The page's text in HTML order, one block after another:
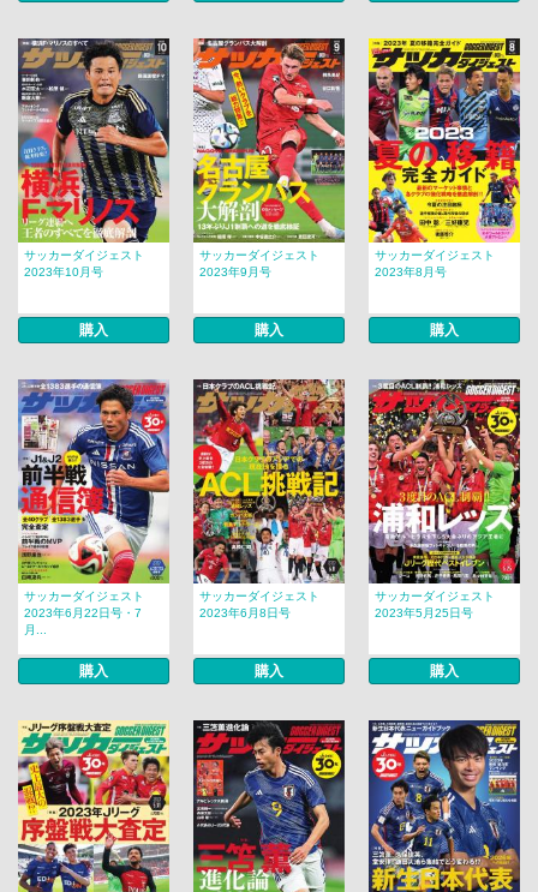
サッカーダイジェスト
2023年10月号
購入
サッカーダイジェスト
2023年9月号
購入
サッカーダイジェスト
2023年8月号
購入
サッカーダイジェスト
2023年6月22日号・7
月...
購入
サッカーダイジェスト
2023年6月8日号
購入
サッカーダイジェスト
2023年5月25日号
購入